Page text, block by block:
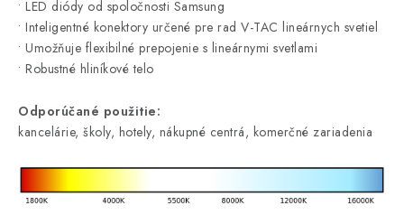
• LED diódy od spoločnosti Samsung
• Inteligentné konektory určené pre rad V-TAC lineárnych svetiel
• Umožňuje flexibilné prepojenie s lineárnymi svetlami
• Robustné hliníkové telo
Odporúčané použitie:
kancelárie, školy, hotely, nákupné centrá, komerčné zariadenia